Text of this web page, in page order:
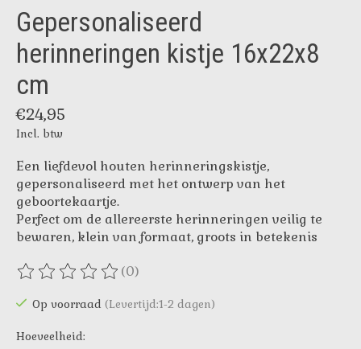
Gepersonaliseerd
herinneringen kistje 16x22x8
cm
€24,95
Incl. btw
Een liefdevol houten herinneringskistje,
gepersonaliseerd met het ontwerp van het
geboortekaartje.
Perfect om de allereerste herinneringen veilig te
bewaren, klein van formaat, groots in betekenis
De beoordeling van dit product is
(0)
Op voorraad (Levertijd:1-2 dagen)
Hoeveelheid: